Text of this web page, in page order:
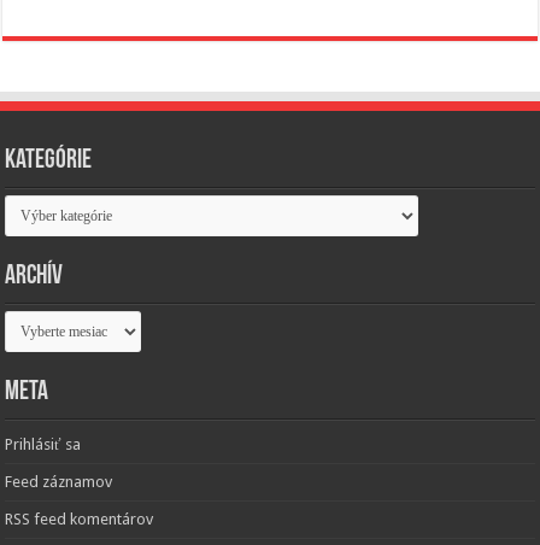
Kategórie
Kategórie
Archív
Archív
Meta
Prihlásiť sa
Feed záznamov
RSS feed komentárov